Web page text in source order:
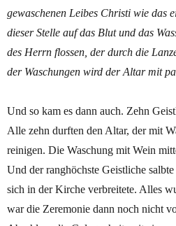
gewaschenen Leibes Christi wie das
dieser Stelle auf das Blut und das
des Herrn flossen, der durch die
der Waschungen wird der Altar mit
Und so kam es dann auch. Zehn
Alle zehn durften den Altar, der mit
reinigen. Die Waschung mit Wein
Und der ranghöchste Geistliche
sich in der Kirche verbreitete. Alles
war die Zeremonie dann noch nicht